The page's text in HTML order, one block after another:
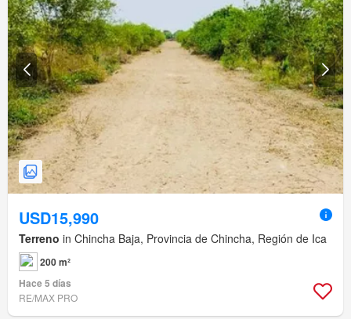
USD15,990
Terreno in Chincha Baja, Provincia de Chincha, Región de Ica
200 m²
Hace 5 días
RE/MAX PRO